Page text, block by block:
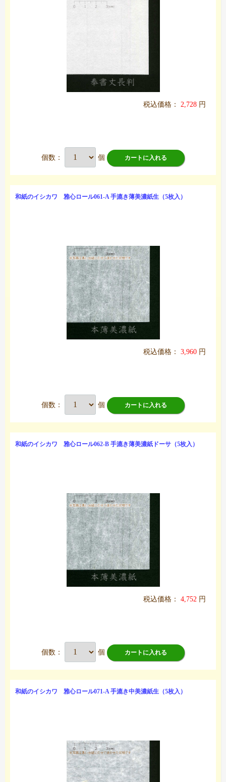
税込価格： 2,728 円
個数： 個 カートに入れる
和紙のイシカワ 雅心ロール061-A 手漉き薄美濃紙生（5枚入）
税込価格： 3,960 円
個数： 個 カートに入れる
和紙のイシカワ 雅心ロール062-B 手漉き薄美濃紙ドーサ（5枚入）
税込価格： 4,752 円
個数： 個 カートに入れる
和紙のイシカワ 雅心ロール071-A 手漉き中美濃紙生（5枚入）